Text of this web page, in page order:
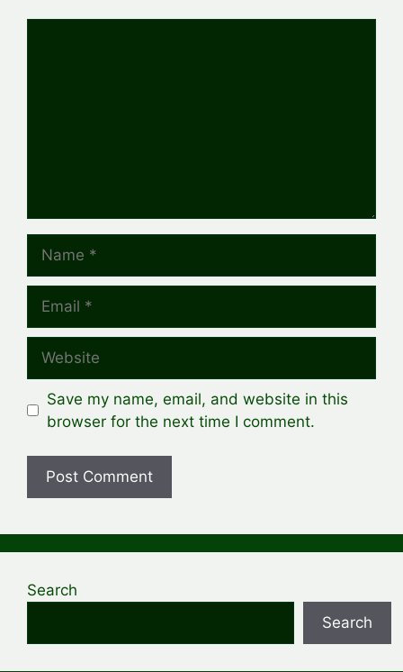
Save my name, email, and website in this
browser for the next time I comment.
Search
Search